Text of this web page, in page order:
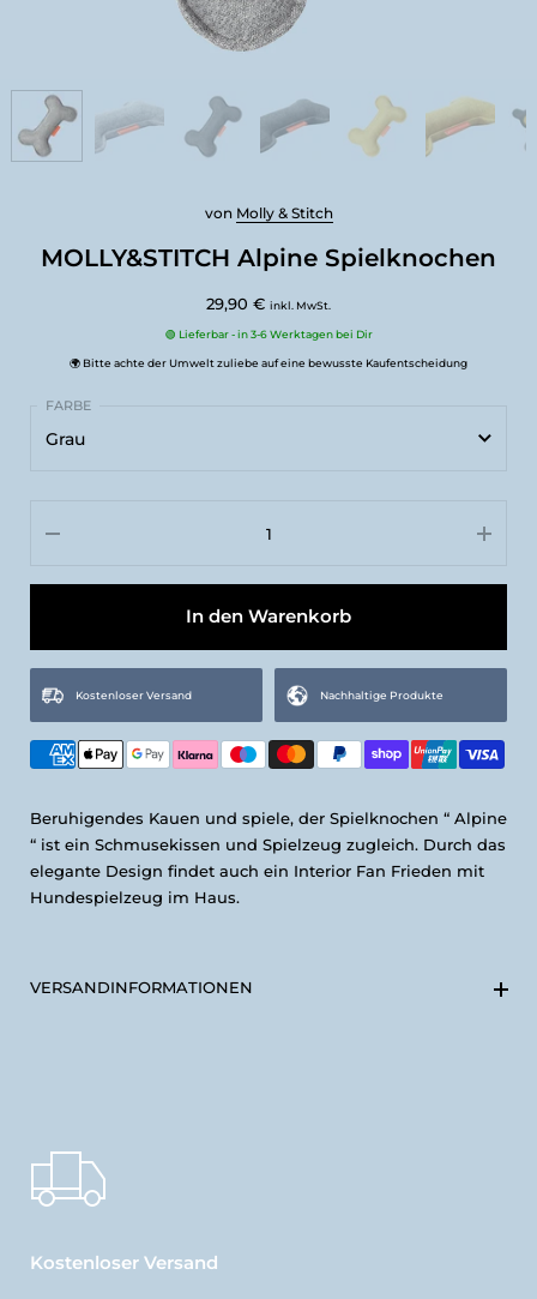
MOLLY&STITCH Alpine Spielknochen
von Molly & Stitch
29,90 € inkl. MwSt.
🟢 Lieferbar - in 3-6 Werktagen bei Dir
🌍 Bitte achte der Umwelt zuliebe auf eine bewusste Kaufentscheidung
Grau
Senfgelb
In den Warenkorb
Kostenloser Versand Nachhaltige Produkte
Beruhigendes Kauen und spiele, der Spielknochen “ Alpine
“ ist ein Schmusekissen und Spielzeug zugleich. Durch das
elegante Design findet auch ein Interior Fan Frieden mit
Hundespielzeug im Haus.
VERSANDINFORMATIONEN
Kostenloser Versand